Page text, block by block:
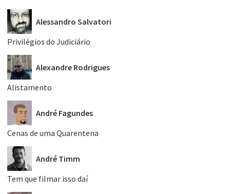
Alessandro Salvatori
Privilégios do Judiciário
Alexandre Rodrigues
Alistamento
André Fagundes
Cenas de uma Quarentena
André Timm
Tem que filmar isso daí